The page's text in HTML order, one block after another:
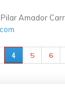
Amador
4 5 6